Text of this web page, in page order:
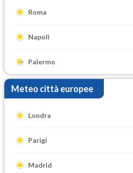
Roma
Napoli
Palermo
Meteo città europee
Londra
Parigi
Madrid